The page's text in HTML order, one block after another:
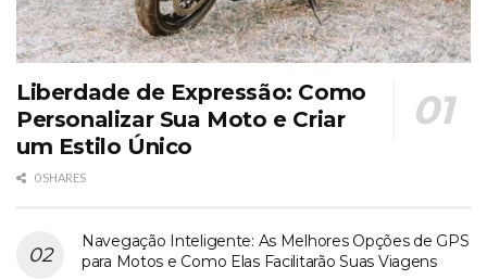
Liberdade de Expressão: Como
Personalizar Sua Moto e Criar
um Estilo Único
0 SHARES
Navegação Inteligente: As Melhores Opções de GPS
para Motos e Como Elas Facilitarão Suas Viagens